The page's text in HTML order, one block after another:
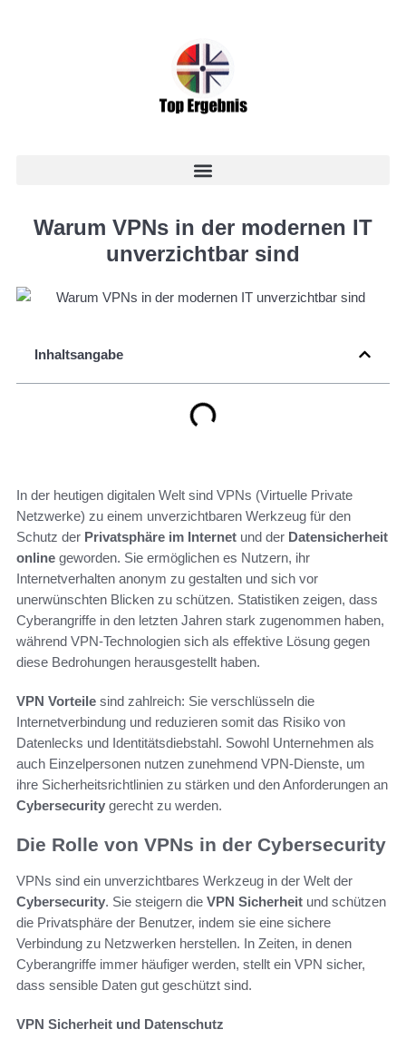
Warum VPNs in der modernen IT
unverzichtbar sind
Inhaltsangabe
In der heutigen digitalen Welt sind VPNs (Virtuelle Private
Netzwerke) zu einem unverzichtbaren Werkzeug für den
Schutz der Privatsphäre im Internet und der Datensicherheit
online geworden. Sie ermöglichen es Nutzern, ihr
Internetverhalten anonym zu gestalten und sich vor
unerwünschten Blicken zu schützen. Statistiken zeigen, dass
Cyberangriffe in den letzten Jahren stark zugenommen haben,
während VPN-Technologien sich als effektive Lösung gegen
diese Bedrohungen herausgestellt haben.
VPN Vorteile sind zahlreich: Sie verschlüsseln die
Internetverbindung und reduzieren somit das Risiko von
Datenlecks und Identitätsdiebstahl. Sowohl Unternehmen als
auch Einzelpersonen nutzen zunehmend VPN-Dienste, um
ihre Sicherheitsrichtlinien zu stärken und den Anforderungen an
Cybersecurity gerecht zu werden.
Die Rolle von VPNs in der Cybersecurity
VPNs sind ein unverzichtbares Werkzeug in der Welt der
Cybersecurity. Sie steigern die VPN Sicherheit und schützen
die Privatsphäre der Benutzer, indem sie eine sichere
Verbindung zu Netzwerken herstellen. In Zeiten, in denen
Cyberangriffe immer häufiger werden, stellt ein VPN sicher,
dass sensible Daten gut geschützt sind.
VPN Sicherheit und Datenschutz